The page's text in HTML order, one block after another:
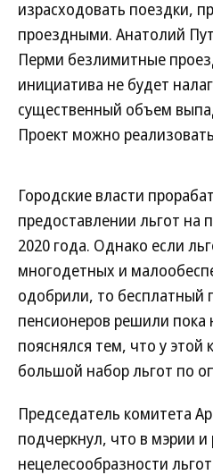
израсходовать поездки,
проездными. Анатолий
Перми безлимитные
инициатива не будет
существенный объем
Проект можно
Городские власти
предоставлении льгот на
2020 года. Однако если
многодетных и
одобрили, то бесплатный
пенсионеров решили пока
пояснялся тем, что у этой
большой набор льгот по
Председатель комитета
подчеркнул, что в мэрии и
нецелесообразности